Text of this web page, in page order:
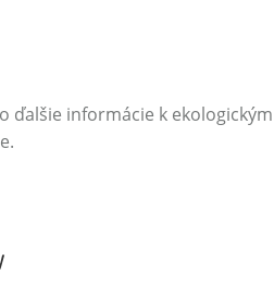
informácie k